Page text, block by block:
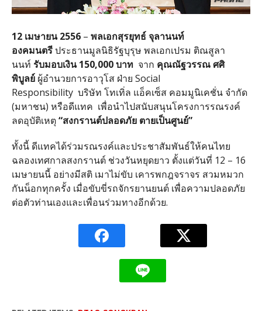
12 เมษายน 2556– พลเอกสุรยุทธ์ จุลานนท์
องคมนตรีประธานมูลนิธิรัฐบุรุษ พลเอกเปรม ติณสูลา
นนท์ รับมอบเงิน 150,000 บาท จาก คุณณัฐวรรณ ศศิ
พิบูลย์ ผู้อำนวยการอาวุโส ฝ่าย Social
Responsibility บริษัท โทเทิ่ล แอ็คเซ็ส คอมมูนิเคชั่น จำกัด
(มหาชน) หรือดีแทค เพื่อนำไปสนับสนุนโครงการรณรงค์
ลดอุบัติเหตุ“สงกรานต์ปลอดภัย ตายเป็นศูนย์”
ทั้งนี้ ดีแทคได้ร่วมรณรงค์และประชาสัมพันธ์ให้คนไทย
ฉลองเทศกาลสงกรานต์ ช่วงวันหยุดยาว ตั้งแต่วันที่ 12 – 16
เมษายนนี้ อย่างมีสติ เมาไม่ขับ เคารพกฎจราจร สวมหมวก
กันน็อกทุกครั้ง เมื่อขับขี่รถจักรยานยนต์ เพื่อความปลอดภัย
ต่อตัวท่านเองและเพื่อนร่วมทางอีกด้วย.